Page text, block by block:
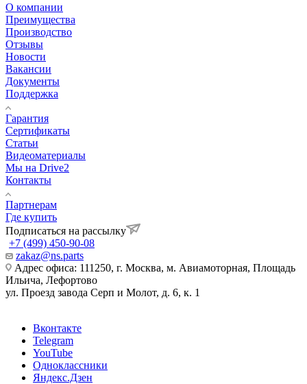
О компании
Преимущества
Производство
Отзывы
Новости
Вакансии
Документы
Поддержка
Гарантия
Сертификаты
Статьи
Видеоматериалы
Мы на Drive2
Контакты
Партнерам
Где купить
Подписаться на рассылку
+7 (499) 450-90-08
zakaz@ns.parts
Адрес офиса: 111250, г. Москва, м. Авиамоторная, Площадь
Ильича, Лефортово
ул. Проезд завода Серп и Молот, д. 6, к. 1
Вконтакте
Telegram
YouTube
Одноклассники
Яндекс.Дзен